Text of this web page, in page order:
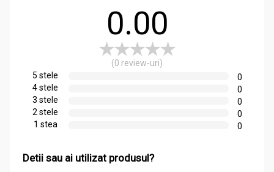
Acțiuni și recomandări:
Piure mere bio 360g - BIONA
Produs certificat ecologic, ambalat in borcan.
0.00
(0 review-uri)
5 stele
0
4 stele
0
3 stele
0
2 stele
0
1 stea
0
Detii sau ai utilizat produsul?